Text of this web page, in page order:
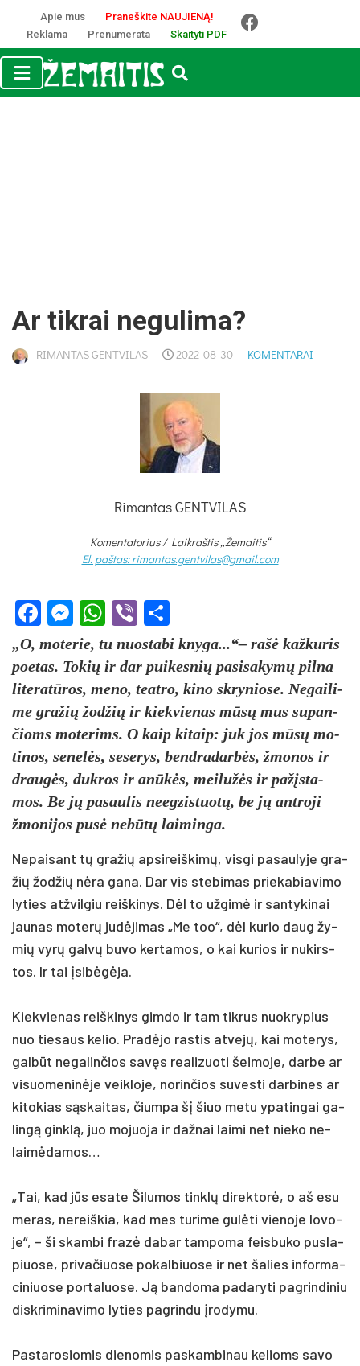
Apie mus
Praneškite NAUJIENĄ!
Reklama
Prenumerata Skaityti PDF
Ar tikrai negulima?
RIMANTAS GENTVILAS 2022-08-30 KOMENTARAI
Rimantas GENTVILAS
Komentatorius / Laikraštis „Žemaitis“
El. paštas: rimantas.gentvilas@gmail.com
Facebook
Messenger
WhatsApp
Viber
„O, mo­te­rie, tu nuo­sta­bi kny­ga...“– rašė kaž­ku­ris
poe­tas. To­kių ir dar pui­kes­nių pa­si­sa­kymų pil­na
li­te­ratū­ros, me­no, teat­ro, ki­no skry­nio­se. Ne­gai­li­
me gra­žių žod­žių ir kiek­vie­nas mūsų mus su­pan­
čioms mo­te­rims. O kaip ki­taip: juk jos mūsų mo­
ti­nos, se­nelės, se­se­rys, bend­ra­darbės, žmo­nos ir
draugės, duk­ros ir anūkės, mei­lužės ir pa­žįsta­
mos. Be jų pa­sau­lis neeg­zis­tuotų, be jų ant­ro­ji
žmo­ni­jos pusė ne­būtų lai­min­ga.
Ne­pai­sant tų gra­žių ap­si­reiš­kimų, vis­gi pa­sau­ly­je gra­
žių žod­žių nėra ga­na. Dar vis ste­bi­mas prie­ka­bia­vi­mo
ly­ties at­žvil­giu reiš­ki­nys. Dėl to už­gimė ir san­ty­ki­nai
jau­nas mo­terų judė­ji­mas „Me too“, dėl ku­rio daug žy­
mių vyrų galvų bu­vo ker­ta­mos, o kai ku­rios ir nu­kirs­
tos. Ir tai įsibėgė­ja.
Kiek­vie­nas reiš­ki­nys gim­do ir tam tik­rus nuo­kry­pius
nuo tie­saus ke­lio. Pradė­jo ras­tis at­vejų, kai mo­te­rys,
galbūt ne­ga­lin­čios savęs rea­li­zuo­ti šei­mo­je, dar­be ar
vi­suo­me­ninė­je veik­lo­je, no­rin­čios su­ves­ti dar­bi­nes ar
ki­to­kias sąskai­tas, čium­pa šį šiuo me­tu ypa­tin­gai ga­
lingą ginklą, juo mo­juo­ja ir daž­nai lai­mi net nie­ko ne­
laimė­da­mos…
„Tai, kad jūs esa­te Ši­lu­mos tinklų di­rek­torė, o aš esu
me­ras, ne­reiš­kia, kad mes tu­ri­me gulė­ti vie­no­je lo­vo­
je“, – ši skam­bi frazė da­bar tam­po­ma feis­bu­ko pus­la­
piuo­se, pri­va­čiuo­se po­kal­biuo­se ir net ša­lies in­for­ma­
ci­niuo­se po­rta­luo­se. Ją ban­do­ma pa­da­ry­ti pa­grin­di­niu
disk­ri­mi­na­vi­mo ly­ties pa­grin­du įro­dy­mu.
Pas­ta­ro­sio­mis die­no­mis pa­skam­bi­nau ke­lioms sa­vo